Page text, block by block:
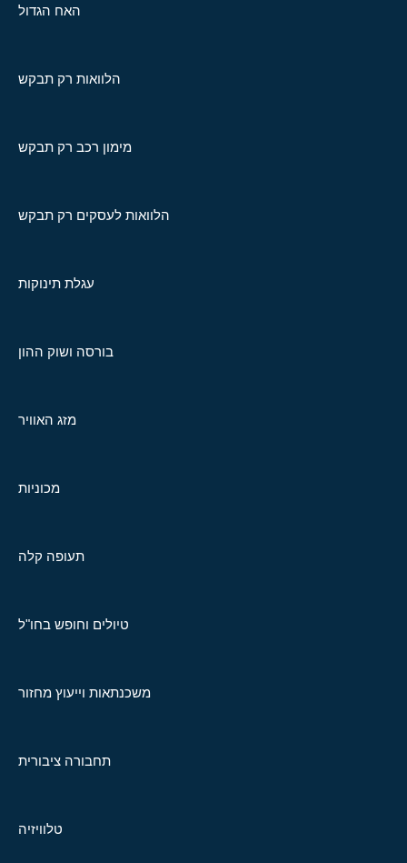
האח הגדול
הלוואות רק תבקש
מימון רכב רק תבקש
הלוואות לעסקים רק תבקש
עגלת תינוקות
בורסה ושוק ההון
מזג האוויר
מכוניות
תעופה קלה
טיולים וחופש בחו"ל
משכנתאות וייעוץ מחזור
תחבורה ציבורית
טלוויזיה